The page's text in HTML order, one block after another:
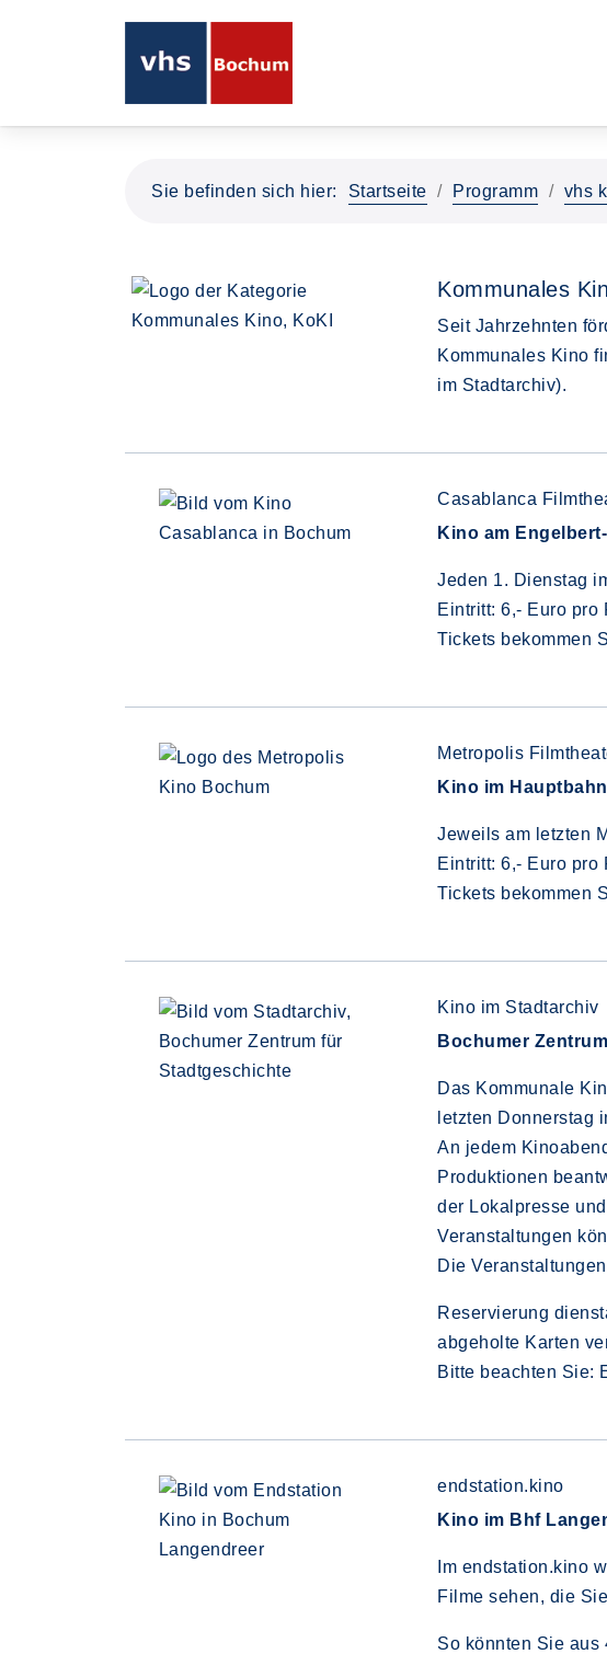
Sie befinden sich hier: Startseite Programm vhs
Kommunales
Seit Jahrzehnten
Kommunales Kino
im Stadtarchiv).
Casablanca
Kino am
Jeden 1. Dienstag
Eintritt: 6,- Euro pro
Tickets bekommen
Metropolis
Kino im
Jeweils am letzten
Eintritt: 6,- Euro pro
Tickets bekommen
Kino im Stadtarchiv
Bochumer
Das Kommunale
letzten Donnerstag
An jedem
Produktionen
der Lokalpresse
Veranstaltungen
Die
Reservierung
abgeholte Karten
Bitte beachten Sie:
endstation.kino
Kino im Bhf
Im endstation.kino
Filme sehen, die
So könnten Sie aus